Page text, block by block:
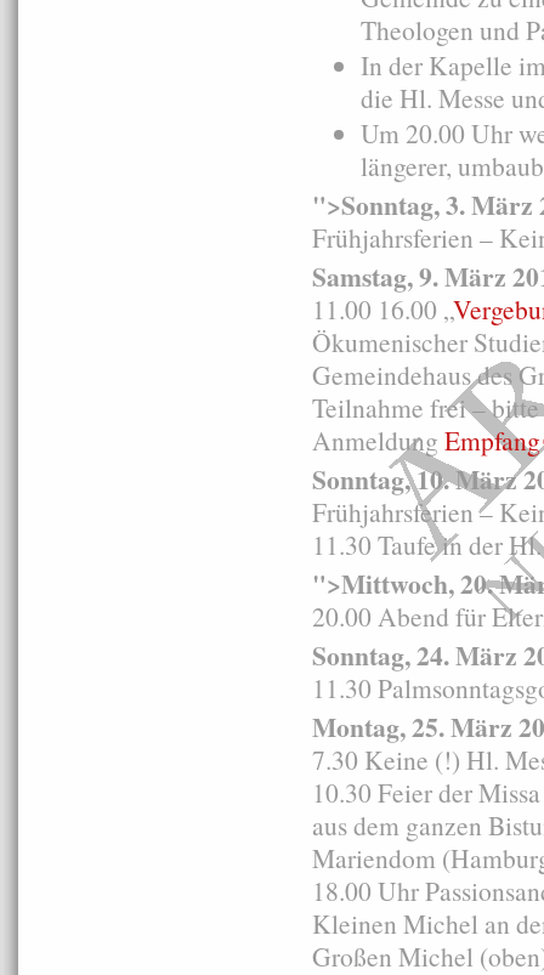
Theologen und
In der Kapelle
die Hl. Messe
Um 20.00 Uhr
längerer,
">Sonntag, 3. März
Frühjahrsferien –
Samstag, 9. März
11.00 16.00 „
Ökumenischer
Gemeindehaus des
Teilnahme frei –
Anmeldung
Sonntag, 10. März
Frühjahrsferien –
11.30 Taufe in der
">Mittwoch, 20.
20.00 Abend für
Sonntag, 24. März
11.30
Montag, 25. März
7.30 Keine (!) Hl.
10.30 Feier der
aus dem ganzen
Mariendom
18.00 Uhr
Kleinen Michel an
Großen Michel